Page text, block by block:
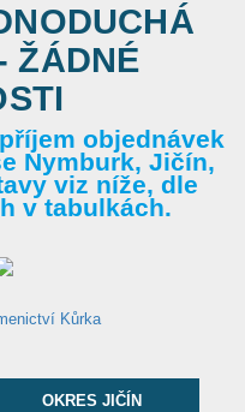
ŽÁDNÉ
objednávek
Nymburk, Jičín,
viz níže, dle
v tabulkách.
OKRES JIČÍN